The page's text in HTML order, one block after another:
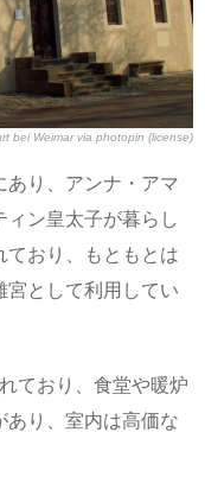
bei Weimarvia photopin (license)
あり、アンナ・アマ
ィン皇太子が暮らし
ており、もともとは
宮として利用してい
ており、食堂や暖炉
あり、室内は高価な